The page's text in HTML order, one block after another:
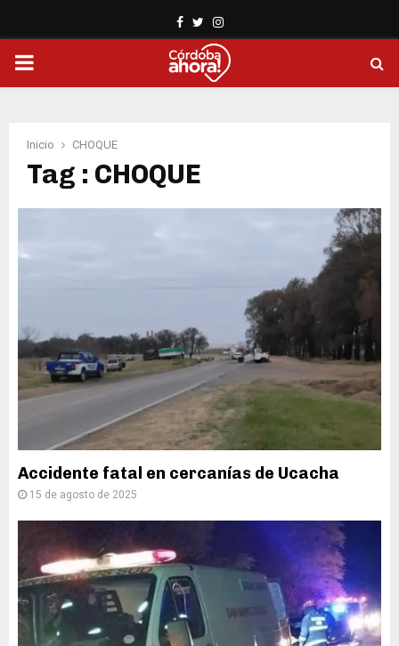
Facebook
TwitterInstagram
PRIMARY
Inicio CHOQUE
Tag : CHOQUE
Accidente fatal en cercanías de Ucacha
15 de agosto de 2025